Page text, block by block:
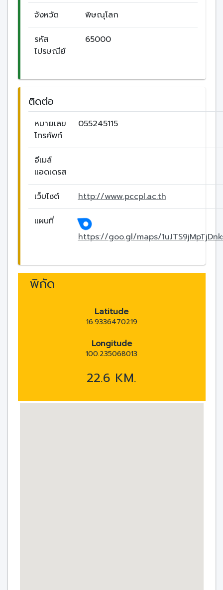
จังหวัด พิษณุโลก
รหัส
ไปรษณีย์
65000
ติดต่อ
หมายเลข
โทรศัพท์
055245115
อีเมล์
แอดเดรส
เว็บไซต์ http://www.pccpl.ac.th
แผนที่
https://goo.gl/maps/
พิกัด
Latitude
16.9336470219
Longitude
100.235068013
22.6 KM.